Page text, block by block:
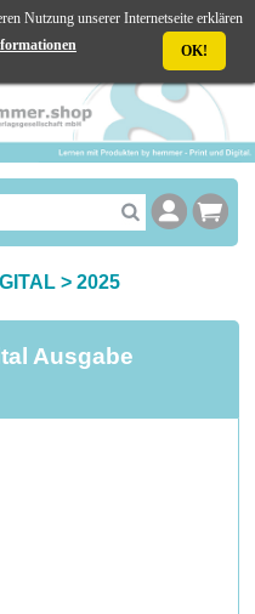
>2025
Ausgabe
Nutzung unserer Internetseite erklären
OK!